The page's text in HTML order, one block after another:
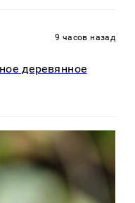
9 часов назад
деревянное